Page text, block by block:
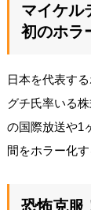
マイケル
初のホラ
日本を代表す
グチ氏率いる
の国際放送や1
間をホラー化
恐怖克服